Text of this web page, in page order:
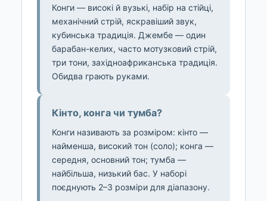
Конги — високі й вузькі, набір на стійці,
механічний стрій, яскравіший звук,
кубинська традиція. Джембе — один
барабан-келих, часто мотузковий стрій,
три тони, західноафриканська традиція.
Обидва грають руками.
Кінто, конга чи тумба?
Конги називають за розміром: кінто —
найменша, високий тон (соло); конга —
середня, основний тон; тумба —
найбільша, низький бас. У наборі
поєднують 2–3 розміри для діапазону.